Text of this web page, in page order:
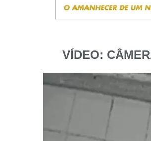
VÍDEO: